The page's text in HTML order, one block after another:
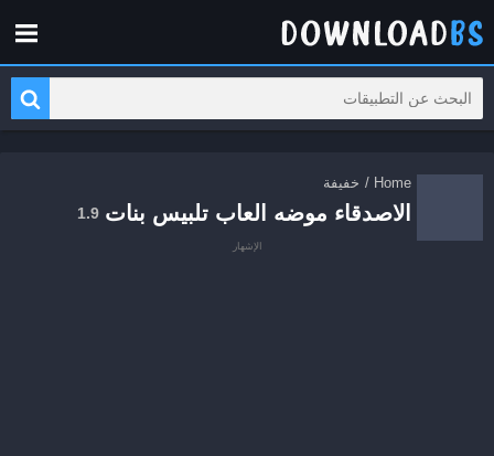
Home
/ خفيفة
الاصدقاء موضه العاب تلبيس بنات 1.9
الإشهار